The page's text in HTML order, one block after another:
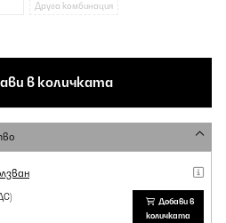
Друга комбинация
в количката
Добави в
количката